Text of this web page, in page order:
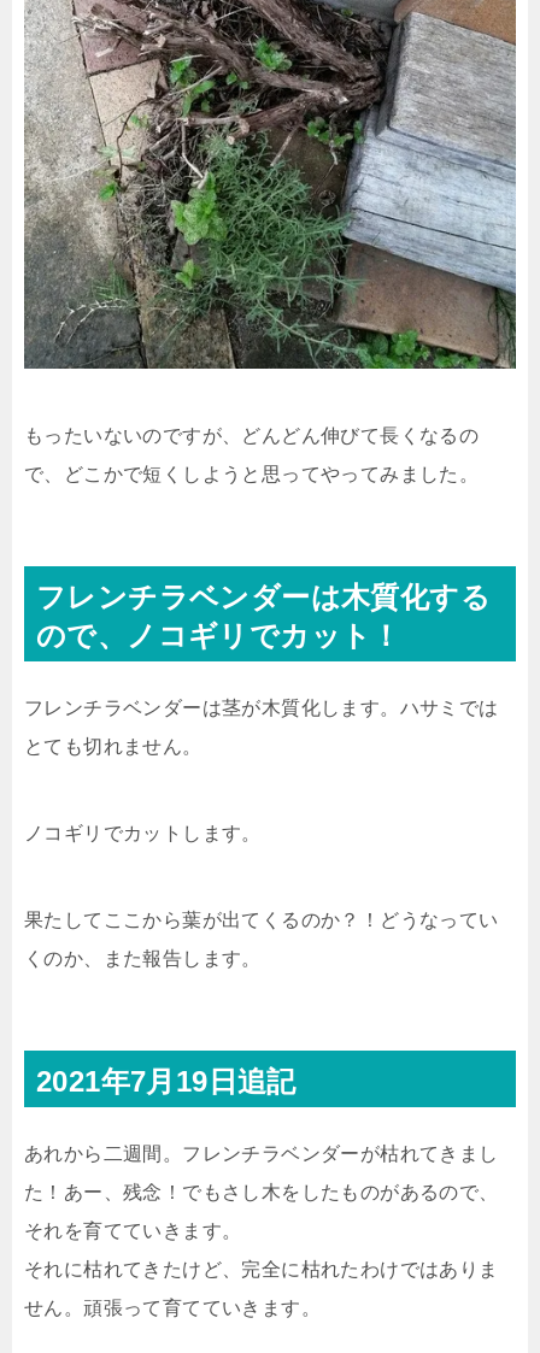
もったいないのですが、どんどん伸びて長くなるの
で、どこかで短くしようと思ってやってみました。
フレンチラベンダーは木質化する
ので、ノコギリでカット！
フレンチラベンダーは茎が木質化します。ハサミでは
とても切れません。
ノコギリでカットします。
果たしてここから葉が出てくるのか？！どうなってい
くのか、また報告します。
2021年7月19日追記
あれから二週間。フレンチラベンダーが枯れてきまし
た！あー、残念！でもさし木をしたものがあるので、
それを育てていきます。
それに枯れてきたけど、完全に枯れたわけではありま
せん。頑張って育てていきます。